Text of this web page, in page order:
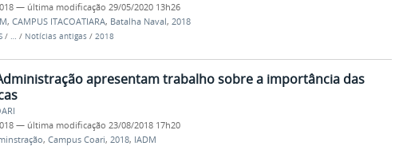
— última modificação 29/05/2020 13h26
, CAMPUS ITACOATIARA, Batalha Naval, 2018
/ … / Notícias antigas / 2018
apresentam trabalho sobre a importância das
— última modificação 23/08/2018 17h20
, Campus Coari, 2018, IADM